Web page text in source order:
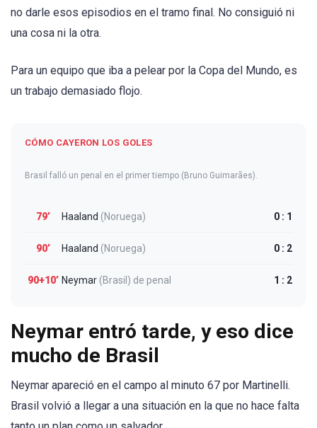
no darle esos episodios en el tramo final. No consiguió ni
una cosa ni la otra.
Para un equipo que iba a pelear por la Copa del Mundo, es
un trabajo demasiado flojo.
CÓMO CAYERON LOS GOLES
Brasil falló un penal en el primer tiempo (Bruno Guimarães).
79’ Haaland (Noruega) 0 : 1
90’ Haaland (Noruega) 0 : 2
90+10’ Neymar (Brasil) de penal 1 : 2
Neymar entró tarde, y eso dice
mucho de Brasil
Neymar apareció en el campo al minuto 67 por Martinelli.
Brasil volvió a llegar a una situación en la que no hace falta